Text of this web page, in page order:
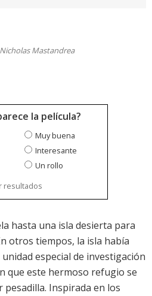
Nicholas Mastandrea
la película?
Muy buena
Interesante
Un rollo
resultados
hasta una isla desierta para
otros tiempos, la isla había
especial de investigación
que este hermoso refugio se
Inspirada en los